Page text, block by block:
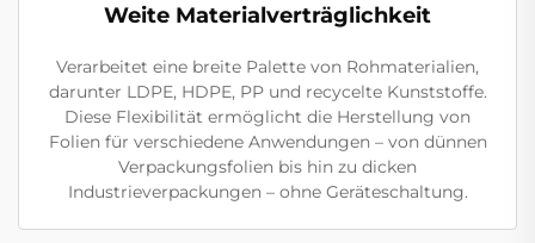
Weite Materialverträglichkeit
Verarbeitet eine breite Palette von Rohmaterialien,
darunter LDPE, HDPE, PP und recycelte Kunststoffe.
Diese Flexibilität ermöglicht die Herstellung von
Folien für verschiedene Anwendungen – von dünnen
Verpackungsfolien bis hin zu dicken
Industrieverpackungen – ohne Geräteschaltung.